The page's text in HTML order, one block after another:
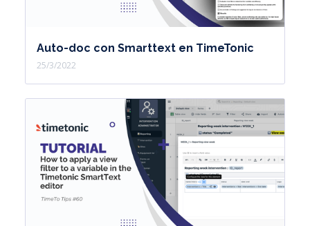
Auto-doc con Smarttext en TimeTonic
25/3/2022